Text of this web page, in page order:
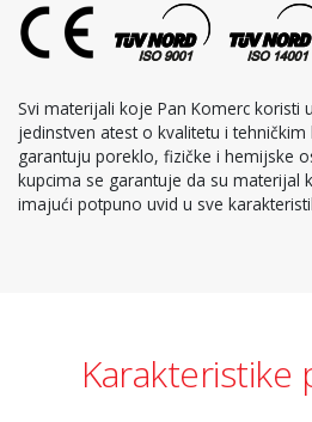
Svi materijali koje Pan Komerc koristi
jedinstven atest o kvalitetu i
garantuju poreklo, fizičke i hemijske
kupcima se garantuje da su materijal
imajući potpuno uvid u sve
Karakteristike